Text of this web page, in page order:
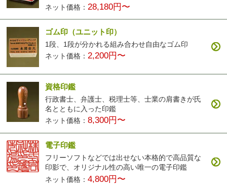
ネット価格： 28,180円〜
ゴム印（ユニット印）
1段、1段が分かれる組み合わせ自由なゴム印
ネット価格：2,200円〜
資格印鑑
行政書士、弁護士、税理士等、士業の肩書きが氏
名とともに入った印鑑
ネット価格：8,300円〜
電子印鑑
フリーソフトなどでは出せない本格的で高品質な
印影で、オリジナル性の高い唯一の電子印鑑
ネット価格：4,800円〜